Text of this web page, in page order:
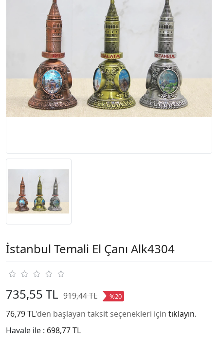
İstanbul Temali El Çanı Alk4304
735,55 TL 919,44 TL %20
76,79 TL'den başlayan taksit seçenekleri için tıklayın.
Havale ile : 698,77 TL